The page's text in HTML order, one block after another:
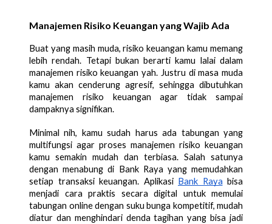
Manajemen Risiko Keuangan yang Wajib Ada
Buat yang masih muda, risiko keuangan kamu memang
lebih rendah. Tetapi bukan berarti kamu lalai dalam
manajemen risiko keuangan yah. Justru di masa muda
kamu akan cenderung agresif, sehingga dibutuhkan
manajemen risiko keuangan agar tidak sampai
dampaknya signifikan.
Minimal nih, kamu sudah harus ada tabungan yang
multifungsi agar proses manajemen risiko keuangan
kamu semakin mudah dan terbiasa. Salah satunya
dengan menabung di Bank Raya yang memudahkan
setiap transaksi keuangan. Aplikasi Bank Raya bisa
menjadi cara praktis secara digital untuk memulai
tabungan online dengan suku bunga kompetitif, mudah
diatur dan menghindari denda tagihan yang bisa jadi